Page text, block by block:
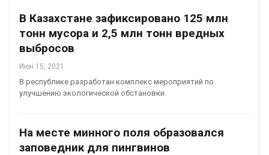
В Казахстане зафиксировано 125 млн
тонн мусора и 2,5 млн тонн вредных
выбросов
Июн 15, 2021
В республике разработан комплекс мероприятий по
улучшению экологической обстановки.
На месте минного поля образовался
заповедник для пингвинов